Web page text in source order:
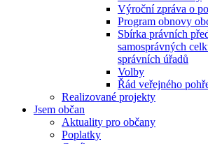
Výroční zpráva o
Program obnovy
Sbírka právních
samosprávných
správních úřadů
Volby
Řád veřejného
Realizované projekty
Jsem občan
Aktuality pro občany
Poplatky